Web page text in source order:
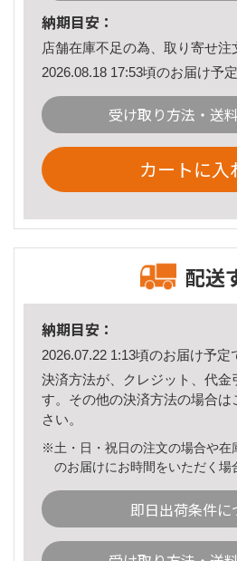
納期目安：
店舗在庫不足の為、取り寄せ注
2026.08.18 17:53頃のお届け予定
受け取り方法・送
カートに入
配送
納期目安：
2026.07.22 1:13頃のお届け予定
決済方法が、クレジット、代金
す。その他の決済方法の場合は
さい。
※土・日・祝日の注文の場合や在
のお届けにお時間をいただく場
即日出荷条件に